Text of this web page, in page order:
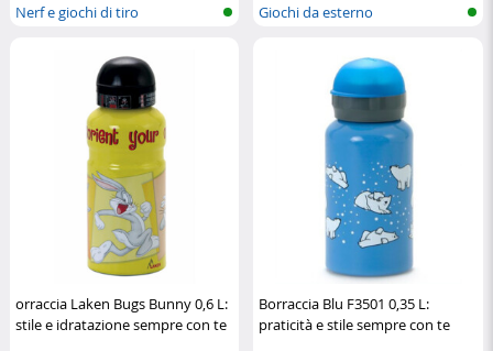
Nerf e giochi di tiro
Giochi da esterno
orraccia Laken Bugs Bunny 0,6 L:
stile e idratazione sempre con te
Borraccia Blu F3501 0,35 L:
praticità e stile sempre con te